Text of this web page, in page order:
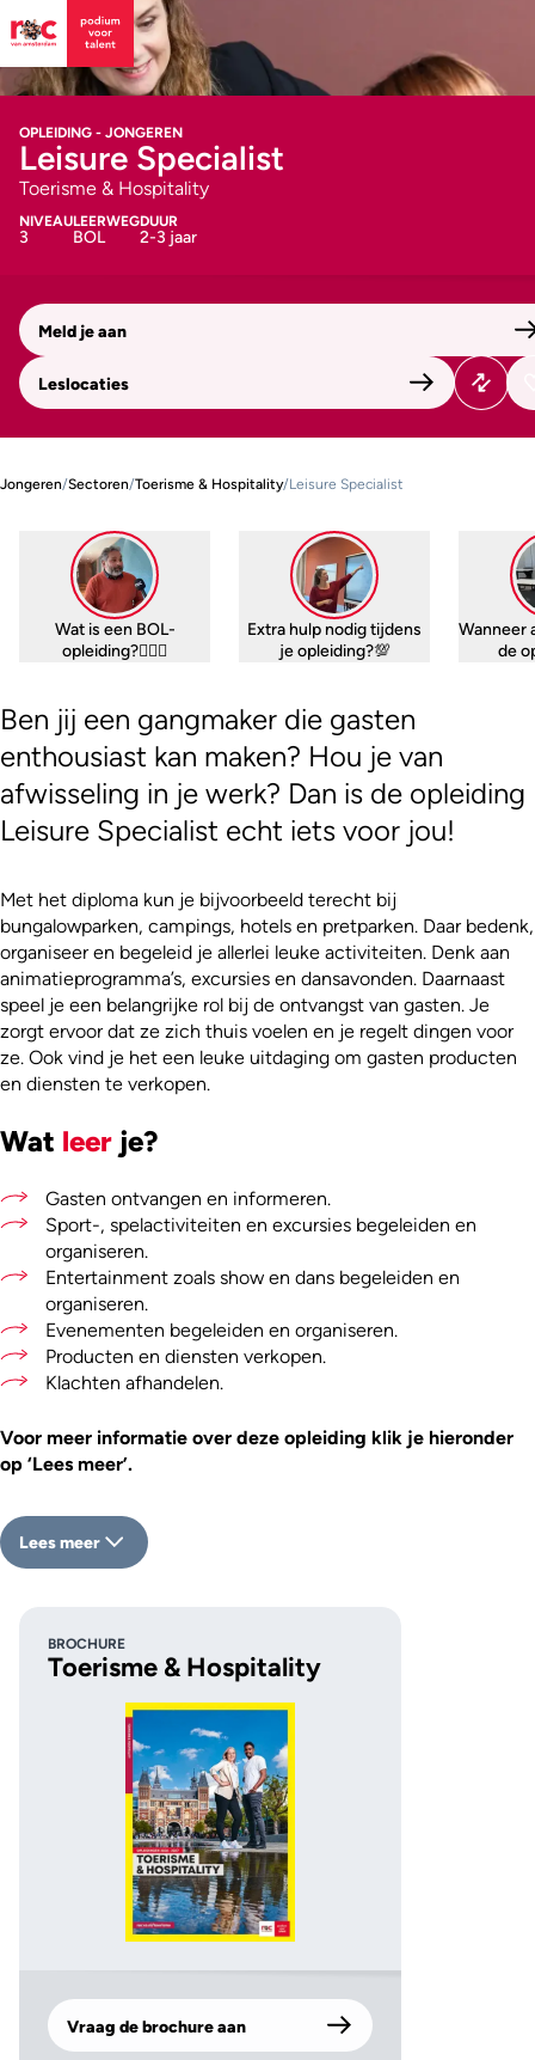
OPLEIDING - JONGEREN
Leisure Specialist
Toerisme & Hospitality
NIVEAU
3
LEERWEG
BOL
DUUR
2-3 jaar
Meld je aan
Leslocaties
Jongeren/Sectoren/Toerisme & Hospitality/Leisure Specialist
Wat is een BOL-
opleiding?🤷🏼‍♀️
Extra hulp nodig tijdens
je opleiding?💯
Wanneer
de
Ben jij een gangmaker die gasten
enthousiast kan maken? Hou je van
afwisseling in je werk? Dan is de opleiding
Leisure Specialist echt iets voor jou!
Met het diploma kun je bijvoorbeeld terecht bij
bungalowparken, campings, hotels en pretparken. Daar bedenk,
organiseer en begeleid je allerlei leuke activiteiten. Denk aan
animatieprogramma’s, excursies en dansavonden. Daarnaast
speel je een belangrijke rol bij de ontvangst van gasten. Je
zorgt ervoor dat ze zich thuis voelen en je regelt dingen voor
ze. Ook vind je het een leuke uitdaging om gasten producten
en diensten te verkopen.
Wat leer je?
Gasten ontvangen en informeren.
Sport-, spelactiviteiten en excursies begeleiden en
organiseren.
Entertainment zoals show en dans begeleiden en
organiseren.
Evenementen begeleiden en organiseren.
Producten en diensten verkopen.
Klachten afhandelen.
Voor meer informatie over deze opleiding klik je hieronder
op ‘Lees meer’.
Lees meer
BROCHURE
Toerisme & Hospitality
Vraag de brochure aan